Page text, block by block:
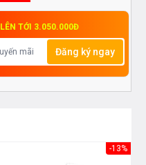
LÊN TỚI 3.050.000Đ
Đăng ký ngay
-13%